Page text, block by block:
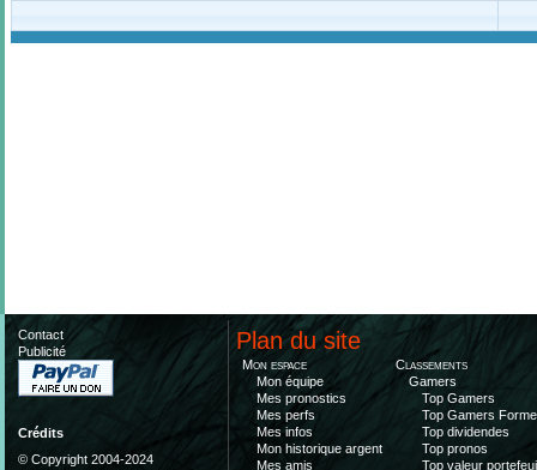
Contact
Publicité
Crédits
© Copyright 2004-2024
Plan du site
Mon espace
Mon équipe
Mes pronostics
Mes perfs
Mes infos
Mon historique argent
Mes amis
Classements
Gamers
Top Gamers
Top Gamers Forme
Top dividendes
Top pronos
Top valeur